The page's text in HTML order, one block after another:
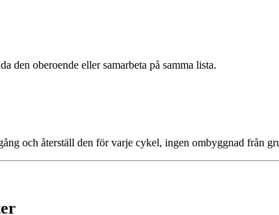
den oberoende eller samarbeta på samma lista.
och återställ den för varje cykel, ingen ombyggnad från